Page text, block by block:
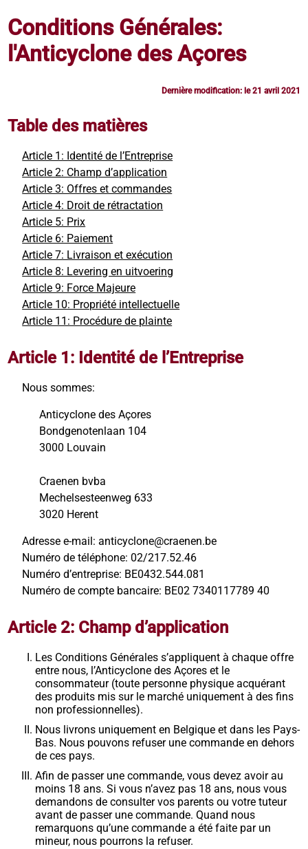
Conditions Générales:
l'Anticyclone des Açores
Dernière modification: le 21 avril 2021
Table des matières
Article 1: Identité de l’Entreprise
Article 2: Champ d’application
Article 3: Offres et commandes
Article 4: Droit de rétractation
Article 5: Prix
Article 6: Paiement
Article 7: Livraison et exécution
Article 8: Levering en uitvoering
Article 9: Force Majeure
Article 10: Propriété intellectuelle
Article 11: Procédure de plainte
Article 1: Identité de l’Entreprise
Nous sommes:
Anticyclone des Açores
Bondgenotenlaan 104
3000 Louvain
Craenen bvba
Mechelsesteenweg 633
3020 Herent
Adresse e-mail: anticyclone@craenen.be
Numéro de téléphone: 02/217.52.46
Numéro d’entreprise: BE0432.544.081
Numéro de compte bancaire: BE02 7340117789 40
Article 2: Champ d’application
Les Conditions Générales s’appliquent à chaque offre
entre nous, l’Anticyclone des Açores et le
consommateur (toute personne physique acquérant
des produits mis sur le marché uniquement à des fins
non professionnelles).
Nous livrons uniquement en Belgique et dans les Pays-
Bas. Nous pouvons refuser une commande en dehors
de ces pays.
Afin de passer une commande, vous devez avoir au
moins 18 ans. Si vous n’avez pas 18 ans, nous vous
demandons de consulter vos parents ou votre tuteur
avant de passer une commande. Quand nous
remarquons qu’une commande a été faite par un
mineur, nous pourrons la refuser.